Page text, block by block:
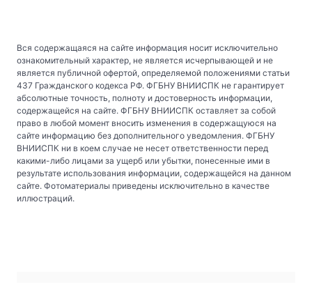
Вся содержащаяся на сайте информация носит исключительно
ознакомительный характер, не является исчерпывающей и не
является публичной офертой, определяемой положениями статьи
437 Гражданского кодекса РФ. ФГБНУ ВНИИСПК не гарантирует
абсолютные точность, полноту и достоверность информации,
содержащейся на сайте. ФГБНУ ВНИИСПК оставляет за собой
право в любой момент вносить изменения в содержащуюся на
сайте информацию без дополнительного уведомления. ФГБНУ
ВНИИСПК ни в коем случае не несет ответственности перед
какими-либо лицами за ущерб или убытки, понесенные ими в
результате использования информации, содержащейся на данном
сайте. Фотоматериалы приведены исключительно в качестве
иллюстраций.